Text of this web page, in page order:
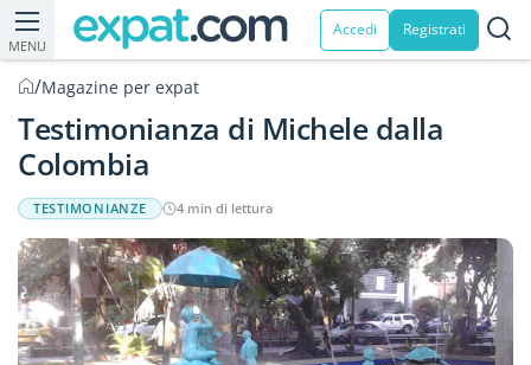
MENU
Accedi Registrati
/Magazine per expat
Testimonianza di Michele dalla
Colombia
TESTIMONIANZE 4 min di lettura